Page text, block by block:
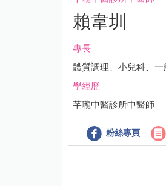
賴韋圳
專長
體質調理、小兒科、
學經歷
芊瓏中醫診所中醫師
粉絲專頁